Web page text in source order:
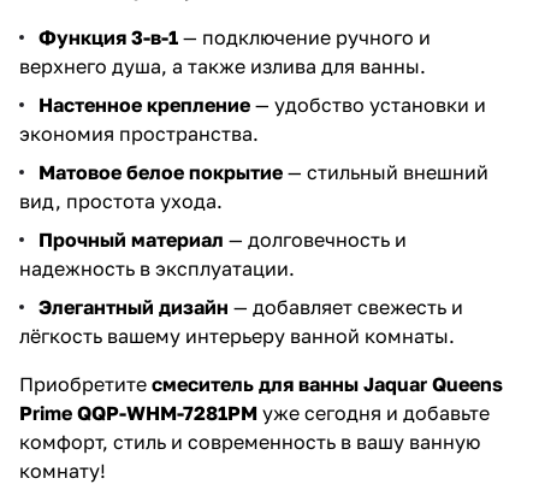
Функция 3-в-1 — подключение ручного и
верхнего душа, а также излива для ванны.
Настенное крепление — удобство установки и
экономия пространства.
Матовое белое покрытие — стильный внешний
вид, простота ухода.
Прочный материал — долговечность и
надежность в эксплуатации.
Элегантный дизайн — добавляет свежесть и
лёгкость вашему интерьеру ванной комнаты.
Приобретите смеситель для ванны Jaquar Queens
Prime QQP-WHM-7281PM уже сегодня и добавьте
комфорт, стиль и современность в вашу ванную
комнату!